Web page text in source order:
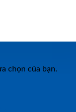
chọn của bạn.